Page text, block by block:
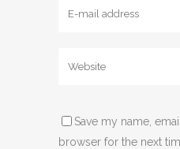
Save my name,
browser for the next